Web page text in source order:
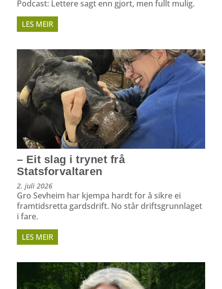
Podcast: Lettere sagt enn gjort, men fullt mulig.
LES MEIR
– Eit slag i trynet frå
Statsforvaltaren
2. juli 2026
Gro Sevheim har kjempa hardt for å sikre ei
framtidsretta gardsdrift. No står driftsgrunnlaget
i fare.
LES MEIR